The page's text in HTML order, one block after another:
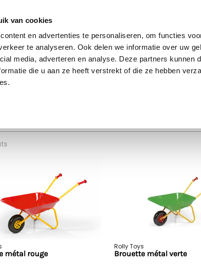
van cookies
en advertenties te personaliseren, om functies
te analyseren. Ook delen we informatie over uw
media, adverteren en analyse. Deze partners kunnen
die u aan ze heeft verstrekt of die ze hebben
SIKU Rolly Toys Britains Kids Globe
métal rouge
Rolly Toys
Brouette métal verte